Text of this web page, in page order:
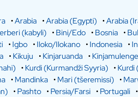
•Arabia •Arabia (Egypti) •Arabia
(kabyli) •Bini/Edo •Bosnia •
•Igbo •Iloko/Ilokano •Indonesia •
•Kikuju •Kinjaruanda •Kinjamulenge
•Kurdi (Kurmandži Syyria) •Kurdi
•Mandinka •Mari (tšeremissi) •
•Pashto •Persia/Farsi •Portugali •